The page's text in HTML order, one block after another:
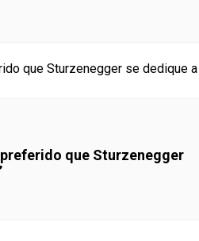
que Sturzenegger